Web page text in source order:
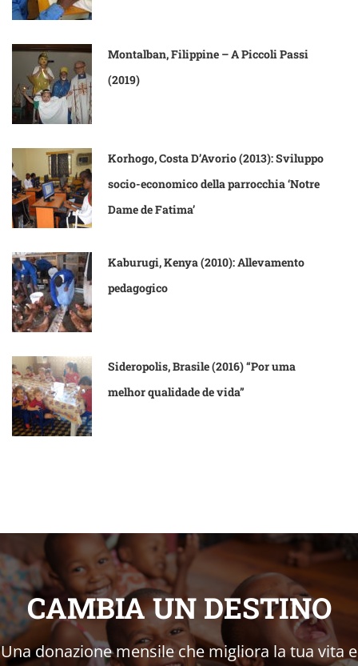
Montalban, Filippine – A Piccoli Passi
(2019)
Korhogo, Costa D’Avorio (2013): Sviluppo
socio-economico della parrocchia ‘Notre
Dame de Fatima’
Kaburugi, Kenya (2010): Allevamento
pedagogico
Sideropolis, Brasile (2016) “Por uma
melhor qualidade de vida”
CAMBIA UN DESTINO
Una donazione mensile che migliora la tua vita e